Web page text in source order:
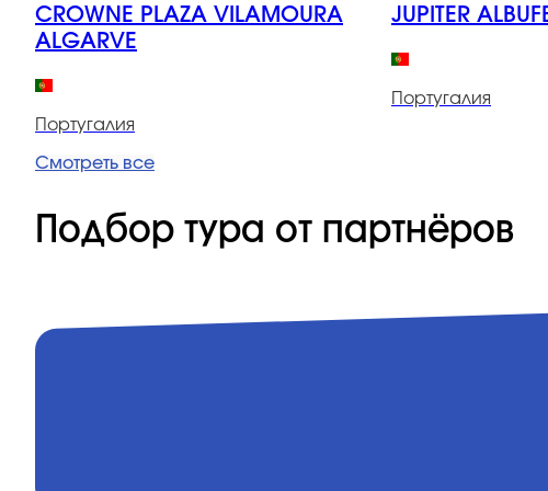
CROWNE PLAZA VILAMOURA
ALGARVE
Португалия
JUPITER
Португалия
Смотреть все
Подбор тура от партнёров